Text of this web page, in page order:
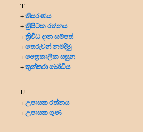
T
+තිසරණය
+ත්‍රිපිටක රත්නය
+ත්‍රිවිධ දාන සම්පත්
+තෙරුවන් නමදිමු
+ත්‍රෛකාලික සසුන
+තුන්තරා බෝධිය
U
+උපාසක රත්නය
+උපාසක ගුණ